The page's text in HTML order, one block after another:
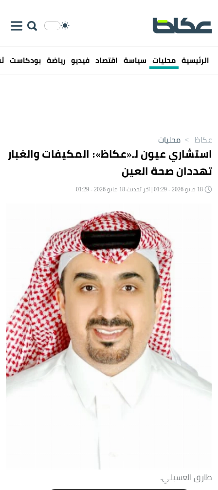
الرئيسية محليات سياسة اقتصاد فيديو رياضة بودكاست
عكاظ > محليات
استشاري عيون لـ«عكاظ»: المكيفات والغبار
تهددان صحة العين
طارق العسبلي.